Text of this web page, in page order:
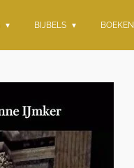
BIJBELS BOEKEN